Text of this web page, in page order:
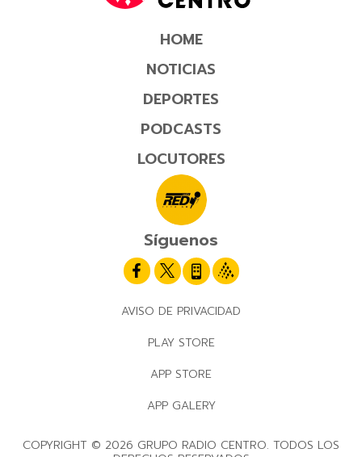
HOME
NOTICIAS
DEPORTES
PODCASTS
LOCUTORES
Síguenos
AVISO DE PRIVACIDAD
PLAY STORE
APP STORE
APP GALERY
COPYRIGHT © 2026 GRUPO RADIO CENTRO. TODOS LOS